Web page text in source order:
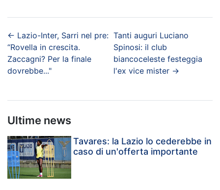
← Lazio-Inter, Sarri nel pre:
“Rovella in crescita.
Zaccagni? Per la finale
dovrebbe..."
Tanti auguri Luciano
Spinosi: il club
biancoceleste festeggia
l'ex vice mister→
Ultime news
Tavares: la Lazio lo cederebbe in
caso di un'offerta importante